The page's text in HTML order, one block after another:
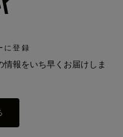
に登録
報をいち早くお届けしま